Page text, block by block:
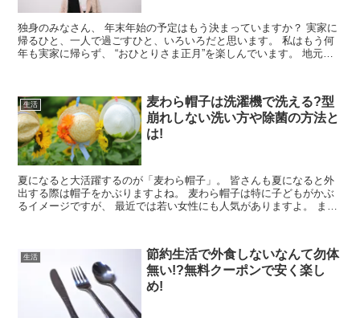
独身のみなさん、 年末年始の予定はもう決まっていますか？ 実家に
帰るひと、一人で過ごすひと、いろいろだと思います。 私はもう何
年も実家に帰らず、 “おひとりさま正月”を楽しんでいます。 地元が
生活
麦わら帽子は洗濯機で洗える?型
崩れしない洗い方や除菌の方法と
は!
夏になると大活躍するのが「麦わら帽子」。 皆さんも夏になると外
出する際は帽子をかぶりますよね。 麦わら帽子は特に子どもがかぶ
るイメージですが、 最近では若い女性にも人気がありますよ。 ま
生活
節約生活で外食しないなんて勿体
無い!?無料クーポンで安く楽し
め!